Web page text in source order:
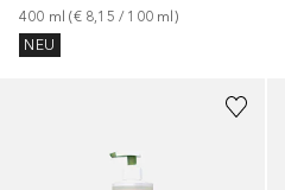
400 ml (€ 8,15 / 100 ml )
NEU